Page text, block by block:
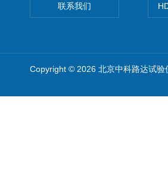
联系我们
Copyright © 2026 北京中科路达试验